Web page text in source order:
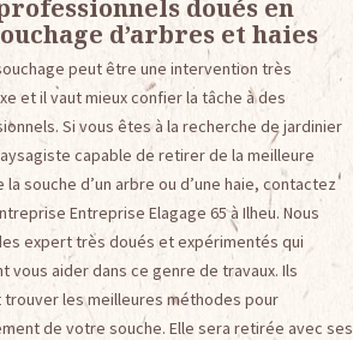
doués en
d’arbres et haies
peut être une intervention très
et il vaut mieux confier la tâche à des
Si vous êtes à la recherche de jardinier
capable de retirer de la meilleure
la souche d’un arbre ou d’une haie, contactez
Entreprise Elagage 65 à Ilheu. Nous
expert très doués et expérimentés qui
vous aider dans ce genre de travaux. Ils
trouver les meilleures méthodes pour
de votre souche. Elle sera retirée avec ses